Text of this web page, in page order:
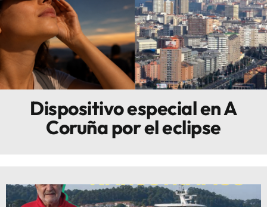
Gastronomía
Escenarios
Sostenibilidad
Innova
Dispositivo especial en A
Coruña por el eclipse